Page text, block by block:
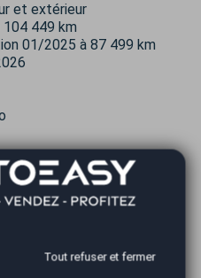
et extérieur
449 km
01/2025 à 87 499 km
détaillée sur notre site
à la route :
Tout refuser et fermer